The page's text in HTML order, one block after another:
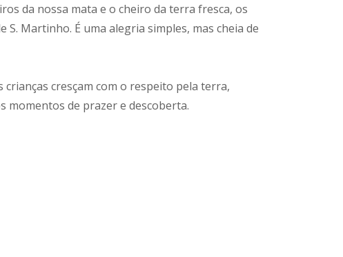
da nossa mata e o cheiro da terra fresca, os
Martinho. É uma alegria simples, mas cheia de
cresçam com o respeito pela terra,
momentos de prazer e descoberta.